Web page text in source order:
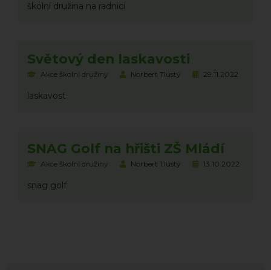
školní družina na radnici
Světový den laskavosti
Akce školní družiny Norbert Tlustý 29.11.2022
laskavost
SNAG Golf na hřišti ZŠ Mládí
Akce školní družiny Norbert Tlustý 13.10.2022
snag golf